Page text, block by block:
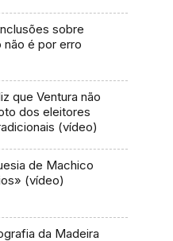
sobre
é por erro
que Ventura não
dos eleitores
(vídeo)
de Machico
(vídeo)
da Madeira